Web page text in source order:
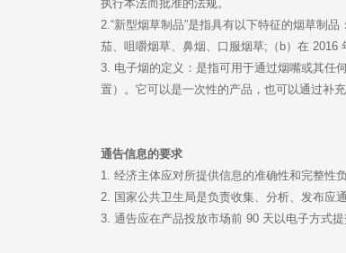
执行本法而批准的法规。
茄、咀嚼烟草、鼻烟、口服烟草;（b）在 2016
置）。它可以是一次性的产品，也可以通过补
通告信息的要求
1. 经济主体应对所提供信息的准确性和完整性负
2. 国家公共卫生局是负责收集、分析、发布应
3. 通告应在产品投放市场前 90 天以电子方式提